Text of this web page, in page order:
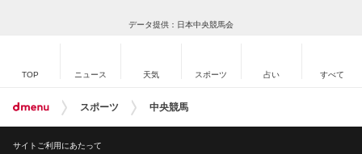
データ提供：日本中央競馬会
TOP ニュース 天気 スポーツ 占い すべて
スポーツ 中央競馬
サイトご利用にあたって